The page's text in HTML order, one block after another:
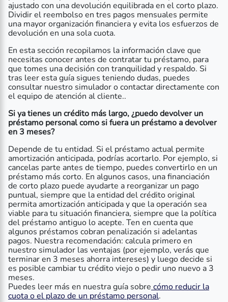
ajustado con una devolución equilibrada en el corto plazo.
Dividir el reembolso en tres pagos mensuales permite
una mayor organización financiera y evita los esfuerzos de
devolución en una sola cuota.
En esta sección recopilamos la información clave que
necesitas conocer antes de contratar tu préstamo, para
que tomes una decisión con tranquilidad y respaldo. Si
tras leer esta guía sigues teniendo dudas, puedes
consultar nuestro simulador o contactar directamente con
el equipo de atención al cliente..
Si ya tienes un crédito más largo, ¿puedo devolver un
préstamo personal como si fuera un préstamo a devolver
en 3 meses?
Depende de tu entidad. Si el préstamo actual permite
amortización anticipada, podrías acortarlo. Por ejemplo, si
cancelas parte antes de tiempo, puedes convertirlo en un
préstamo más corto. En algunos casos, una financiación
de corto plazo puede ayudarte a reorganizar un pago
puntual, siempre que la entidad del crédito original
permita amortización anticipada y que la operación sea
viable para tu situación financiera, siempre que la política
del préstamo antiguo lo acepte. Ten en cuenta que
algunos préstamos cobran penalización si adelantas
pagos. Nuestra recomendación: calcula primero en
nuestro simulador las ventajas (por ejemplo, verás que
terminar en 3 meses ahorra intereses) y luego decide si
es posible cambiar tu crédito viejo o pedir uno nuevo a 3
meses.
Puedes leer más en nuestra guía sobre cómo reducir la
cuota o el plazo de un préstamo personal.